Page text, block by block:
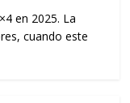
en 2025. La
cuando este